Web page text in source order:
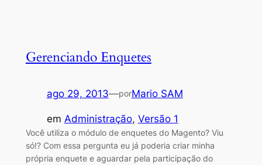
Gerenciando Enquetes
ago 29, 2013—porMario SAM
em Administração, Versão 1
Você utiliza o módulo de enquetes do Magento? Viu
só!? Com essa pergunta eu já poderia criar minha
própria enquete e aguardar pela participação do